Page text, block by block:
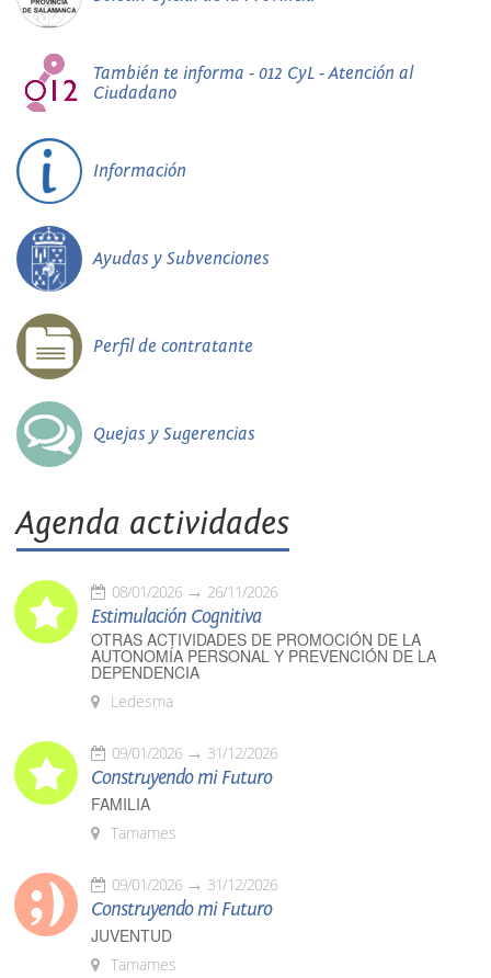
También te informa - 012 CyL - Atención al
Ciudadano
Información
Ayudas y Subvenciones
Perfil de contratante
Quejas y Sugerencias
Agenda actividades
08/01/2026 26/11/2026
Estimulación Cognitiva
OTRAS ACTIVIDADES DE PROMOCIÓN DE LA
AUTONOMÍA PERSONAL Y PREVENCIÓN DE LA
DEPENDENCIA
Ledesma
09/01/2026 31/12/2026
Construyendo mi Futuro
FAMILIA
Tamames
09/01/2026 31/12/2026
Construyendo mi Futuro
JUVENTUD
Tamames